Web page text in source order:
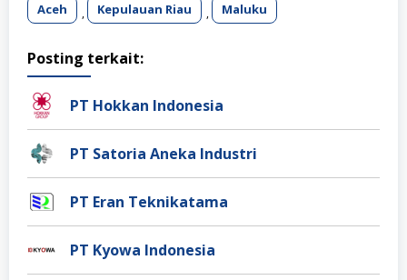
Aceh , Kepulauan Riau , Maluku
Posting terkait:
PT Hokkan Indonesia
PT Satoria Aneka Industri
PT Eran Teknikatama
PT Kyowa Indonesia